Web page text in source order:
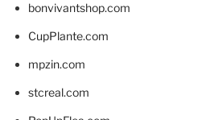
bonvivantshop.com
CupPlante.com
mpzin.com
stcreal.com